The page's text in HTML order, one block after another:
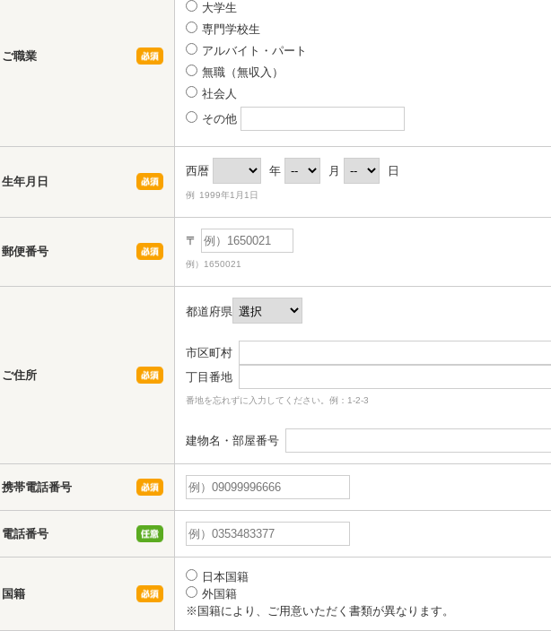
ご職業
大学生
専門学校生
アルバイト・パート
無職（無収入）
社会人
その他
生年月日
西暦 年 月 日
例 1999年1月1日
郵便番号
〒
例）1650021
ご住所
都道府県
市区町村
丁目番地
番地を忘れずに入力してください。例：1-2-3
建物名・部屋番号
携帯電話番号
電話番号
国籍
日本国籍
外国籍
※国籍により、ご用意いただく書類が異なります。